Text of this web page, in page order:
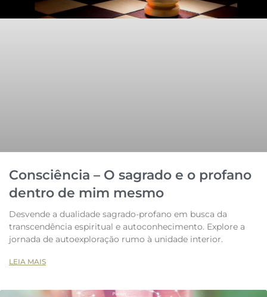
Consciência – O sagrado e o profano
dentro de mim mesmo
Desvende a dualidade sagrado-profano em busca da
transcendência espiritual e autoconhecimento. Explore a
jornada de autoexploração rumo à unidade interior.
LEIA MAIS